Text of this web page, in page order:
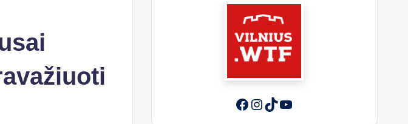
Facebook
Instagram
TikTokYouTube